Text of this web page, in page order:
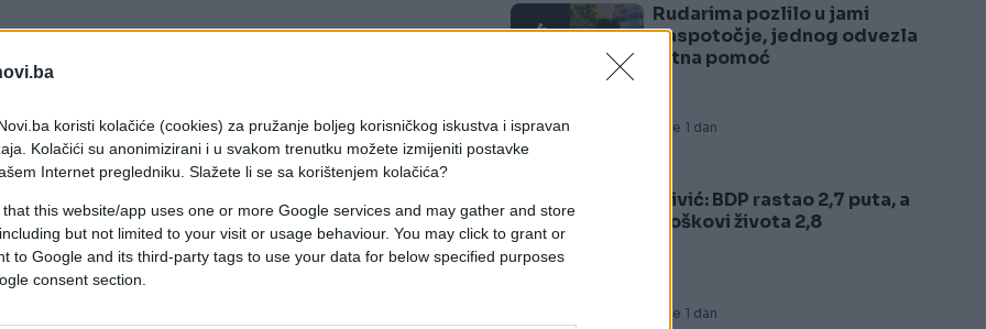
koristi kolačiće (cookies) za pružanje boljeg korisničkog iskustva i ispravan
Kolačići su anonimizirani i u svakom trenutku možete izmijeniti postavke
Internet pregledniku. Slažete li se sa korištenjem kolačića?
that this website/app uses one or more Google services and may gather and store
but not limited to your visit or usage behaviour. You may click to grant or
to Google and its third-party tags to use your data for below specified purposes
consent section.
unutrašnjih poslova Ramo Isak
govorio o aktuelnim političkim temama, radu
i budućnosti Bosne i Hercegovine.
CIK-a, tvrdeći da je njegovoj stranci
skupštinu BiH i Narodnu skupštinu RS-a
potpisa.
poslao i jasnu poruku kada je riječ o idejama o
4
Rudarima pozlilo u jami
Raspotočje, jednog odvezla
Hitna pomoć
Prije 1 dan
5
Trivić: BDP rastao 2,7 puta, a
troškovi života 2,8
Prije 1 dan